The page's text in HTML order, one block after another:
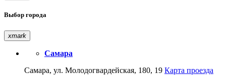
Выбор города
xmark
Самара
Самара, ул. Молодогвардейская, 180, 19 Карта проезда